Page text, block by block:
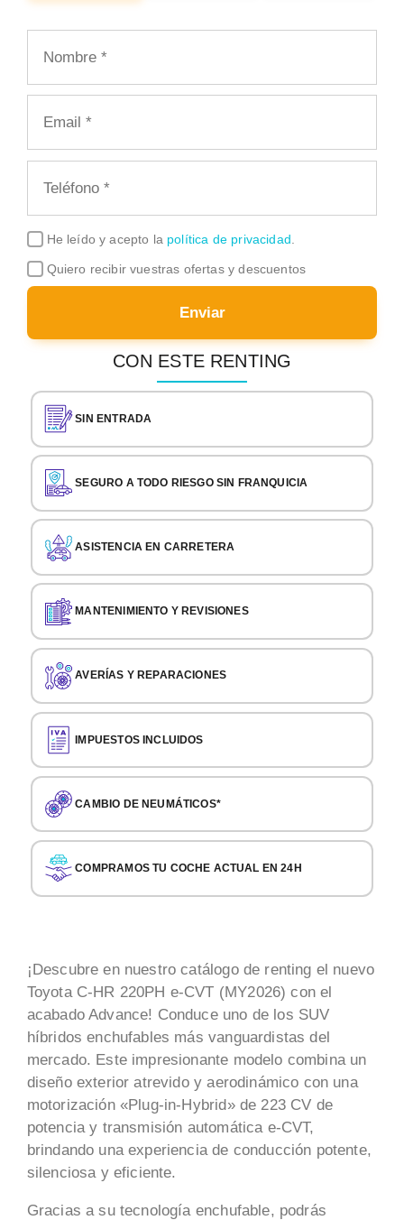
He leído y acepto la política de privacidad
Quiero recibir vuestras ofertas y descuentos
Enviar
CON ESTE RENTING
SIN ENTRADA
SEGURO A TODO RIESGO SIN FRANQUICIA
ASISTENCIA EN CARRETERA
MANTENIMIENTO Y REVISIONES
AVERÍAS Y REPARACIONES
IMPUESTOS INCLUIDOS
CAMBIO DE NEUMÁTICOS*
COMPRAMOS TU COCHE ACTUAL EN 24H
¡Descubre en nuestro catálogo de renting el nuevo
Toyota C-HR 220PH e-CVT (MY2026) con el
acabado Advance! Conduce uno de los SUV
híbridos enchufables más vanguardistas del
mercado. Este impresionante modelo combina un
diseño exterior atrevido y aerodinámico con una
motorización «Plug-in-Hybrid» de 223 CV de
potencia y transmisión automática e-CVT,
brindando una experiencia de conducción potente,
silenciosa y eficiente.
Gracias a su tecnología enchufable, podrás